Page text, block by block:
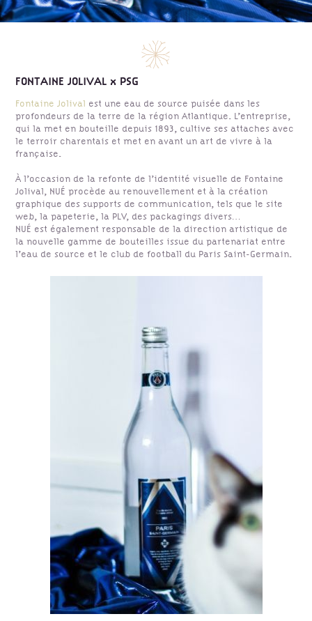
FONTAINE JOLIVAL x PSG
Fontaine Jolival est une eau de source puisée dans les
profondeurs de la terre de la région Atlantique. L’entreprise,
qui la met en bouteille depuis 1893, cultive ses attaches avec
le terroir charentais et met en avant un art de vivre à la
française.
À l’occasion de la refonte de l’identité visuelle de Fontaine
Jolival, NUÉ procède au renouvellement et à la création
graphique des supports de communication, tels que le site
web, la papeterie, la PLV, des packagings divers…
NUÉ est également responsable de la direction artistique de
la nouvelle gamme de bouteilles issue du partenariat entre
l’eau de source et le club de football du Paris Saint-Germain.